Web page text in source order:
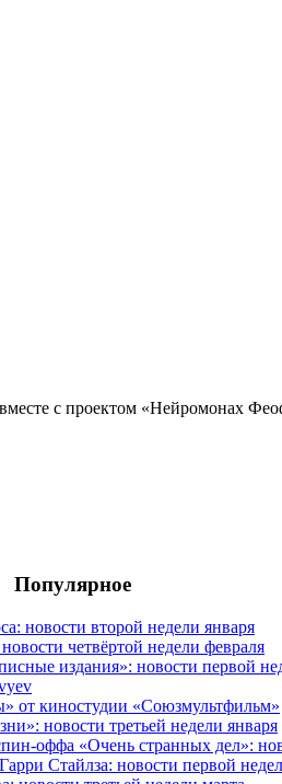
с проектом «Нейромонах
Популярное
новости второй недели января
четвёртой недели февраля
издания»: новости первой
от киностудии «Союзмультфильм»
новости третьей недели января
оффа «Очень странных дел»:
Стайлза: новости первой